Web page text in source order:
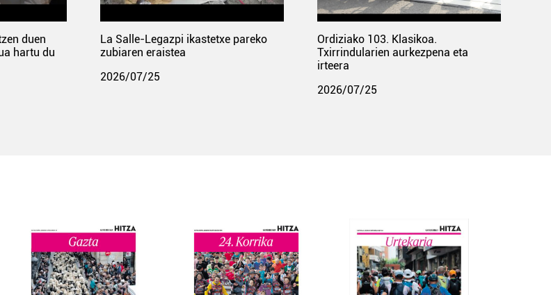
duen
hartu du
La Salle-Legazpi ikastetxe pareko
zubiaren eraistea
2026/07/25
Ordiziako 103. Klasikoa.
Txirrindularien aurkezpena eta
irteera
2026/07/25